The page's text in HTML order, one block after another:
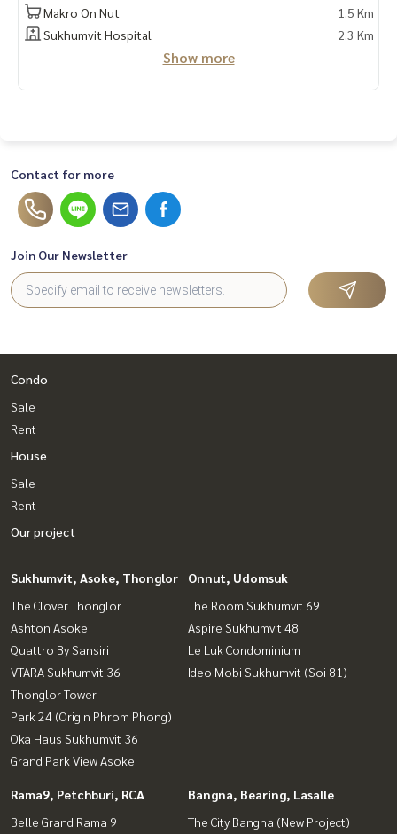
mvit #CBD #ทำงานด้วยใจ #ใช้ความรู้ทำงาน #บ้านและสวน #P
hetkasem #ใจกลางเมือง #สุขุมวิท #เพชรเกษม #คอนโด #ขายค
อนโด #เช่าคอนโด #คอนโดให้เช่า #รับฝากขายเช่าบ้านคอนโด #
ขายเช่าคอนโด #คอนโดหรู #คอนโดใกล้รถไฟฟ้า #คอนโดใกล้bt
มทรัพย์
Makro On Nut
1.5 Km
Sukhumvit Hospital
2.3 Km
Show more
Contact for more
Join Our Newsletter
Condo
Sale
Rent
House
Sale
Rent
Our project
Sukhumvit, Asoke, Thonglor
The Clover Thonglor
Ashton Asoke
Quattro By Sansiri
VTARA Sukhumvit 36
Thonglor Tower
Park 24 (Origin Phrom Phong)
Oka Haus Sukhumvit 36
Grand Park View Asoke
Onnut, Udomsuk
The Room Sukhumvit 69
Aspire Sukhumvit 48
Le Luk Condominium
Ideo Mobi Sukhumvit (Soi 81)
Rama9, Petchburi, RCA
Belle Grand Rama 9
Bangna, Bearing, Lasalle
The City Bangna (New Project)